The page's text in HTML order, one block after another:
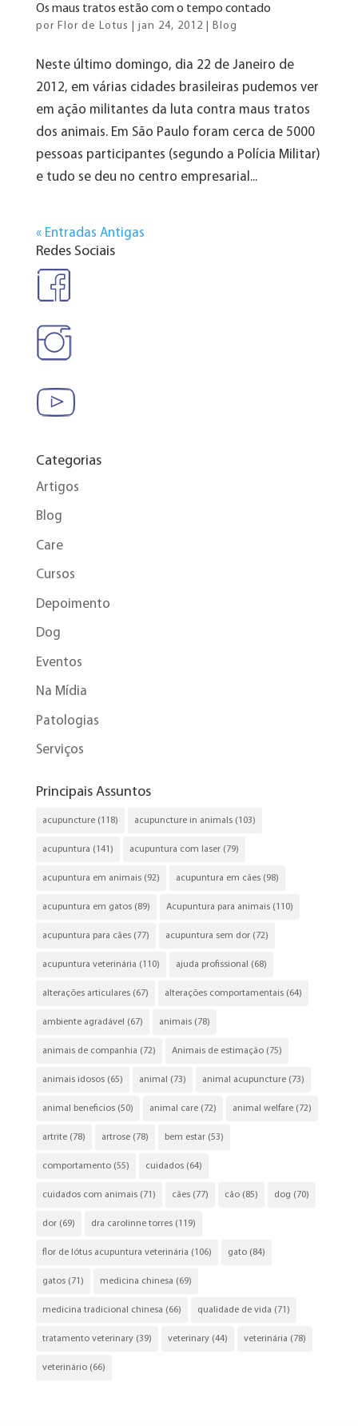
Os maus tratos estão com o tempo contado
por Flor de Lotus jan 24, 2012 Blog
Neste último domingo, dia 22 de Janeiro de
2012, em várias cidades brasileiras pudemos ver
em ação militantes da luta contra maus tratos
dos animais. Em São Paulo foram cerca de 5000
pessoas participantes (segundo a Polícia Militar)
e tudo se deu no centro empresarial...
« Entradas Antigas
Redes Sociais
Categorias
Artigos
Blog
Care
Cursos
Depoimento
Dog
Eventos
Na Mídia
Patologias
Serviços
Principais Assuntos
acupuncture(118) acupuncture in animals(103)
acupuntura (141) acupuntura com laser(79)
acupuntura em animais(92) acupuntura em cães(98)
acupuntura em gatos(89) Acupuntura para animais(110)
acupuntura para cães(77) acupuntura sem dor(72)
acupuntura veterinária (110) ajuda profissional (68)
alterações articulares(67) alterações comportamentais(64)
ambiente agradável (67) animais(78)
animais de companhia (72) Animais de estimação(75)
animais idosos(65) animal (73) animal acupuncture(73)
animal beneficios(50) animal care(72) animal welfare(72)
artrite(78) artrose(78) bem estar(53)
comportamento(55) cuidados(64)
cuidados com animais(71) cães(77) cão(85) dog (70)
dor(69) dra carolinne torres(119)
flor de lótus acupuntura veterinária (106) gato(84)
gatos(71) medicina chinesa (69)
medicina tradicional chinesa (66) qualidade de vida (71)
tratamento veterinary(39) veterinary(44) veterinária (78)
veterinário(66)